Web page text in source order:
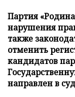
Партия
нарушения
также
отменить
кандидатов
направлен в